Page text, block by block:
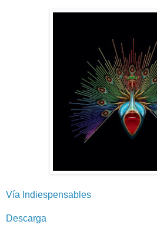
Vía Indiespensables
Descarga